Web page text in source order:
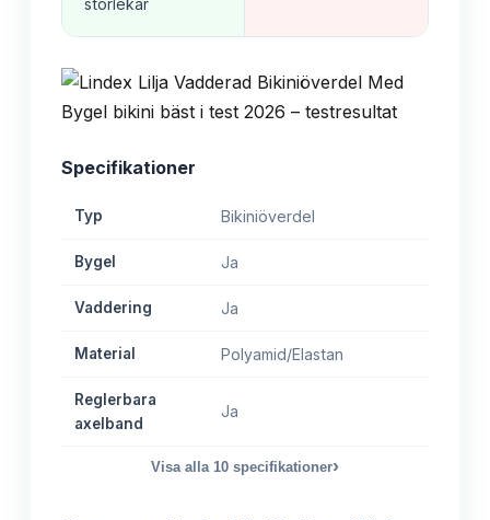
storlekar
Specifikationer
Typ Bikiniöverdel
Bygel Ja
Vaddering Ja
Material Polyamid/Elastan
Reglerbara
axelband
Ja
Visa alla 10 specifikationer›